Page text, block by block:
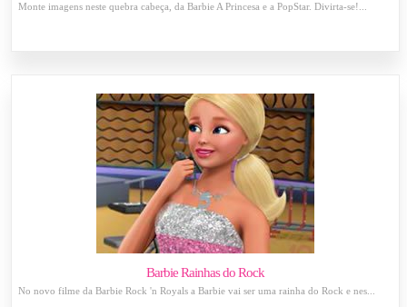
Monte imagens neste quebra cabeça, da Barbie A Princesa e a PopStar. Divirta-se!...
Barbie Rainhas do Rock
No novo filme da Barbie Rock 'n Royals a Barbie vai ser uma rainha do Rock e nes...